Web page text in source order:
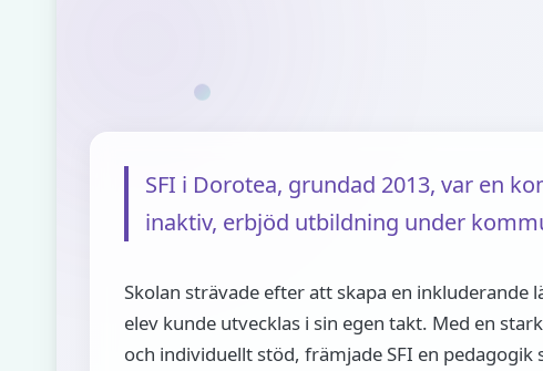
SFI i Dorotea, grundad 2013, var en
inaktiv, erbjöd utbildning under
Skolan strävade efter att skapa en inkluderande
elev kunde utvecklas i sin egen takt. Med en
och individuellt stöd, främjade SFI en pedagogik